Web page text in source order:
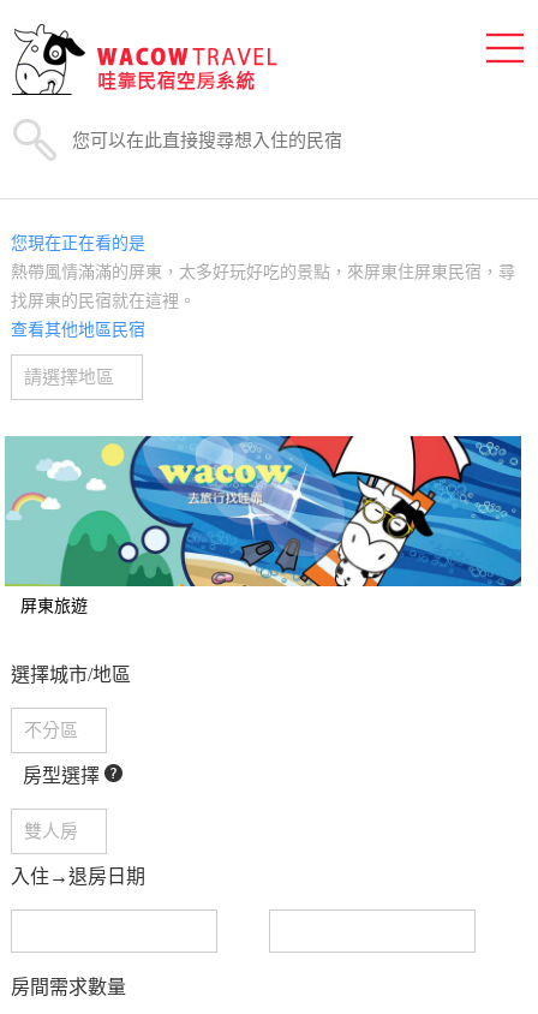
您現在正在看的是
熱帶風情滿滿的屏東，太多好玩好吃的景點，來屏東住屏東民宿，尋
找屏東的民宿就在這裡。
查看其他地區民宿
屏東旅遊
選擇城市/地區
房型選擇
入住→退房日期
房間需求數量